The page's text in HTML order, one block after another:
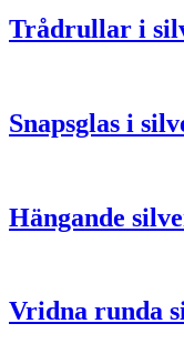
Trådrullar i
Snapsglas i
Hängande
Vridna runda